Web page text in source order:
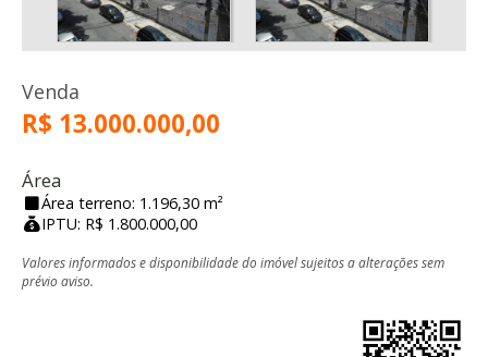
Venda
R$ 13.000.000,00
Área
Área terreno: 1.196,30 m²
IPTU: R$ 1.800.000,00
Valores informados e disponibilidade do imóvel sujeitos a alterações sem
prévio aviso.